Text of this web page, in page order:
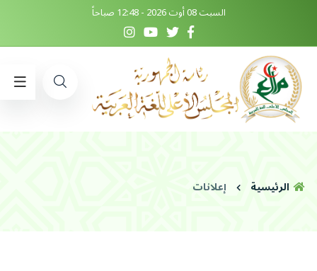
السبت 08 أوت 2026 - 12:48 صباحاً
الرئيسية إعلانات